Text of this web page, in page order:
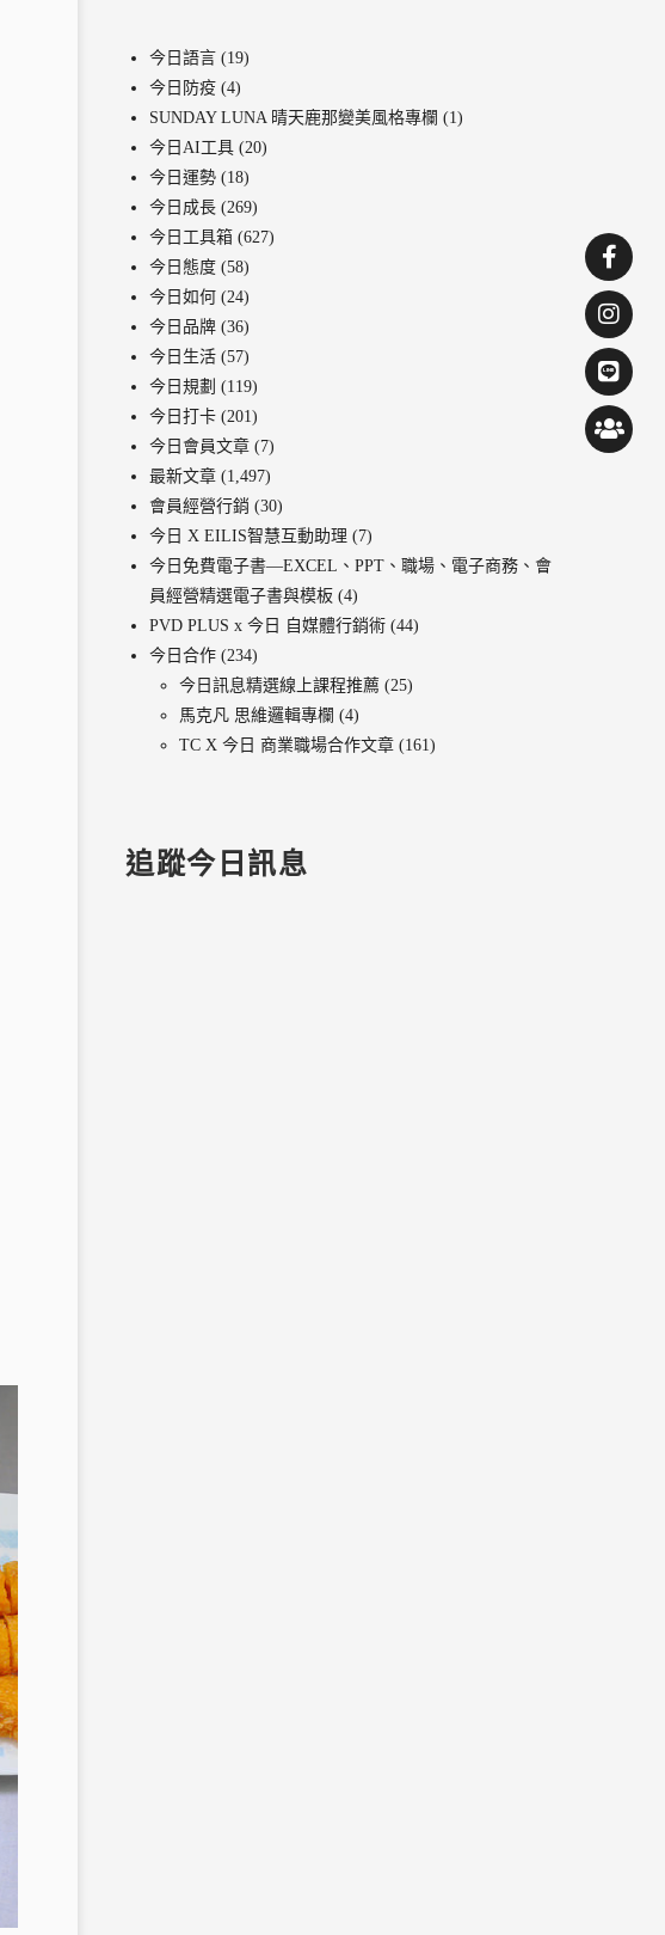
今日語言 (19)
今日防疫 (4)
SUNDAY LUNA 晴天鹿那變美風格專欄 (1)
今日AI工具 (20)
今日運勢 (18)
今日成長 (269)
今日工具箱 (627)
今日態度 (58)
今日如何 (24)
今日品牌 (36)
今日生活 (57)
今日規劃 (119)
今日打卡 (201)
今日會員文章 (7)
最新文章 (1,497)
會員經營行銷 (30)
今日 X EILIS智慧互動助理 (7)
今日免費電子書—EXCEL、PPT、職場、電子商務、會
員經營精選電子書與模板 (4)
PVD PLUS x 今日 自媒體行銷術 (44)
今日合作 (234)
今日訊息精選線上課程推薦 (25)
馬克凡 思維邏輯專欄 (4)
TC X 今日 商業職場合作文章 (161)
追蹤今日訊息